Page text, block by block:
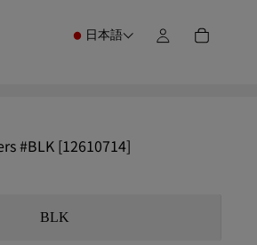
日本語
#BLK [12610714]
BLK